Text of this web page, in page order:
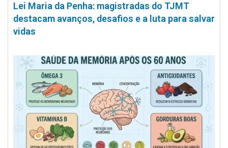
Lei Maria da Penha: magistradas do TJMT
destacam avanços, desafios e a luta para salvar
vidas